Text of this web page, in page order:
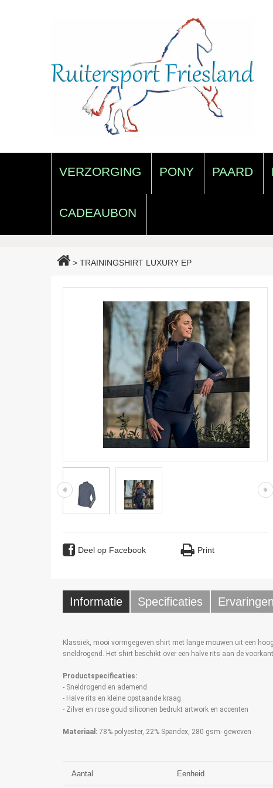
VERZORGING PONY PAARD
CADEAUBON
> TRAININGSHIRT LUXURY EP
Deel op Facebook Print
Informatie Specificaties
Klassiek, mooi vormgegeven shirt met lange mouwen uit een
sneldrogend. Het shirt beschikt over een halve rits aan de
Productspecificaties:
- Sneldrogend en ademend
- Halve rits en kleine opstaande kraag
- Zilver en rose goud siliconen bedrukt artwork en accenten
Materiaal: 78% polyester, 22% Spandex, 280 gsm- geweven
Aantal Eenheid